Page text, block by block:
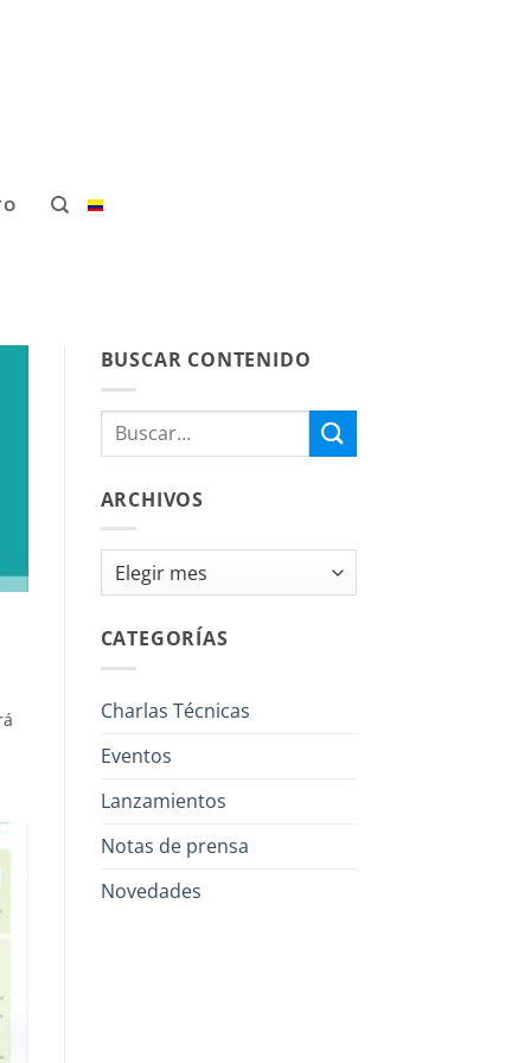
BUSCAR CONTENIDO
ARCHIVOS
Archivos
CATEGORÍAS
Charlas Técnicas
Eventos
Lanzamientos
Notas de prensa
Novedades